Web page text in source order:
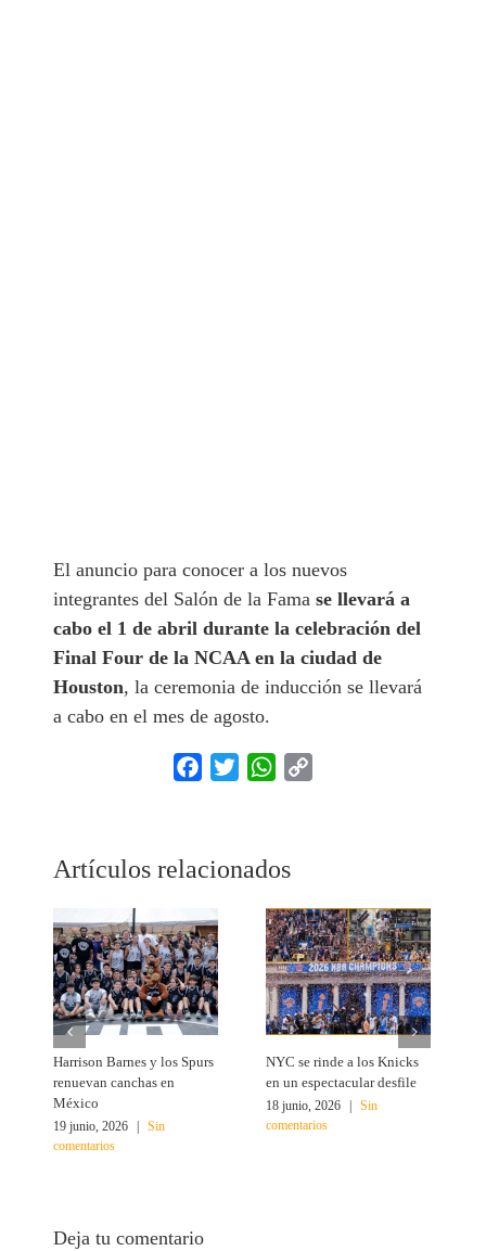
El anuncio para conocer a los nuevos
integrantes del Salón de la Famase llevará a
cabo el 1 de abril durante la celebración del
Final Four de la NCAA en la ciudad de
Houston, la ceremonia de inducción se llevará
a cabo en el mes de agosto.
Facebook
Twitter WhatsApp
Artículos relacionados
Harrison Barnes y los Spurs
renuevan canchas en
México
19 junio, 2026 |
Sin
comentarios
NYC se rinde a los Knicks
en un espectacular desfile
18 junio, 2026 |
Sin
comentarios
Deja tu comentario